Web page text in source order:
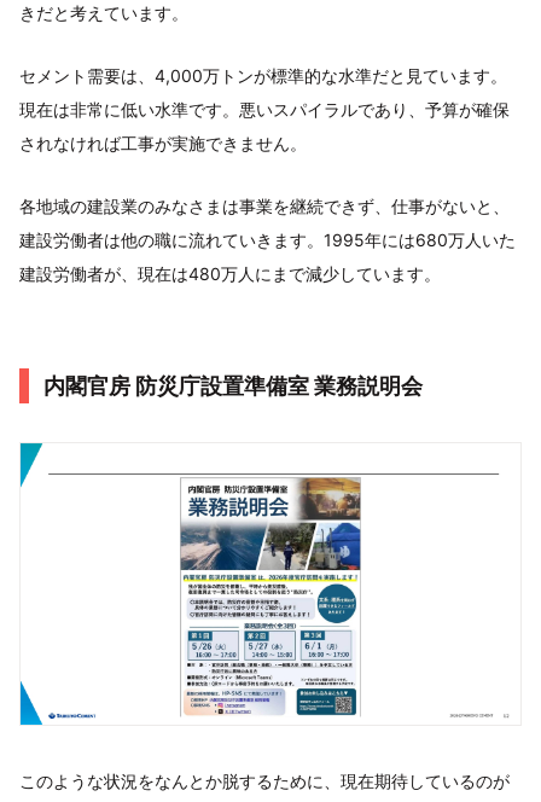
きだと考えています。
セメント需要は、4,000万トンが標準的な水準だと見ています。
現在は非常に低い水準です。悪いスパイラルであり、予算が確保
されなければ工事が実施できません。
各地域の建設業のみなさまは事業を継続できず、仕事がないと、
建設労働者は他の職に流れていきます。1995年には680万人いた
建設労働者が、現在は480万人にまで減少しています。
内閣官房 防災庁設置準備室 業務説明会
このような状況をなんとか脱するために、現在期待しているのが